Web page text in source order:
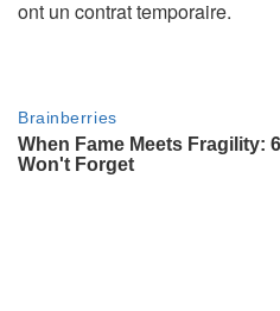
ont un contrat temporaire.